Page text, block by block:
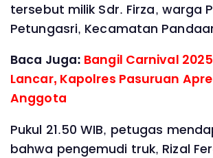
tersebut milik Sdr. Firza, warga
Petungasri, Kecamatan
Baca Juga: Bangil Carnival
Lancar, Kapolres Pasuruan
Anggota
Pukul 21.50 WIB, petugas
bahwa pengemudi truk, Rizal